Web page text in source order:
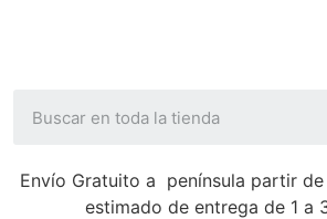
Envío Gratuito a península partir
estimado de entrega de 1 a